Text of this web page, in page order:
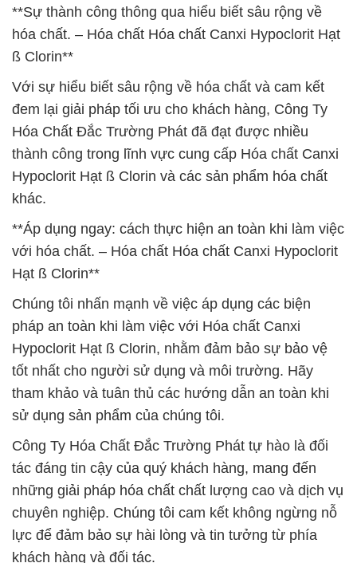
**Sự thành công thông qua hiểu biết sâu rộng về
hóa chất. – Hóa chất Hóa chất Canxi Hypoclorit Hạt
ß Clorin**
Với sự hiểu biết sâu rộng về hóa chất và cam kết
đem lại giải pháp tối ưu cho khách hàng, Công Ty
Hóa Chất Đắc Trường Phát đã đạt được nhiều
thành công trong lĩnh vực cung cấp Hóa chất Canxi
Hypoclorit Hạt ß Clorin và các sản phẩm hóa chất
khác.
**Áp dụng ngay: cách thực hiện an toàn khi làm việc
với hóa chất. – Hóa chất Hóa chất Canxi Hypoclorit
Hạt ß Clorin**
Chúng tôi nhấn mạnh về việc áp dụng các biện
pháp an toàn khi làm việc với Hóa chất Canxi
Hypoclorit Hạt ß Clorin, nhằm đảm bảo sự bảo vệ
tốt nhất cho người sử dụng và môi trường. Hãy
tham khảo và tuân thủ các hướng dẫn an toàn khi
sử dụng sản phẩm của chúng tôi.
Công Ty Hóa Chất Đắc Trường Phát tự hào là đối
tác đáng tin cậy của quý khách hàng, mang đến
những giải pháp hóa chất chất lượng cao và dịch vụ
chuyên nghiệp. Chúng tôi cam kết không ngừng nỗ
lực để đảm bảo sự hài lòng và tin tưởng từ phía
khách hàng và đối tác.